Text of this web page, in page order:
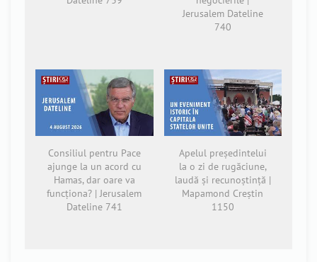
Jerusalem Dateline
740
Consiliul pentru Pace
ajunge la un acord cu
Hamas, dar oare va
funcționa? | Jerusalem
Dateline 741
Apelul președintelui
la o zi de rugăciune,
laudă și recunoștință |
Mapamond Creștin
1150